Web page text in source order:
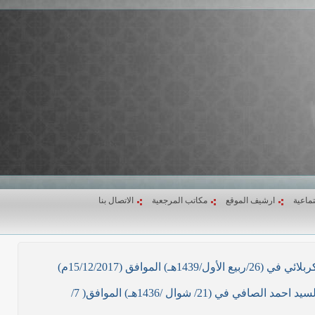
ارشيف الموقع مكاتب المرجعية الاتصال بنا
(15/12/2017م)
نص ما ورد بشأن الأوضاع الراهنة في العراق في خطبة الجمعة لممثل المرجعية الدينية العليا في كربلاء المقدسة فضيلة العلاّمة السيد احمد الصافي في (21/ شوال /1436هـ) الموافق( 7/